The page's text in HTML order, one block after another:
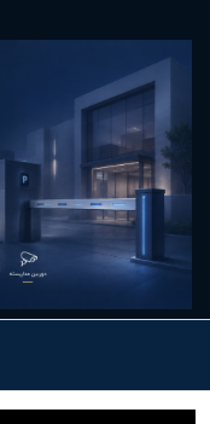
همیار امنیت